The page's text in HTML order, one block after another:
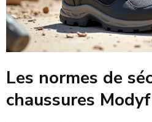
Les normes de
chaussures Modyf